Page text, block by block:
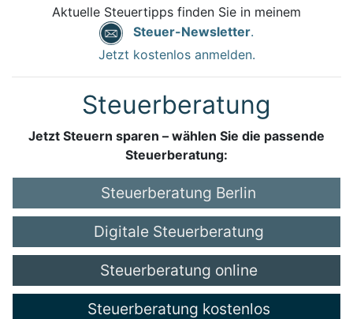
Aktuelle Steuertipps finden Sie in meinem
Steuer-Newsletter.
Jetzt kostenlos anmelden.
Steuerberatung
Jetzt Steuern sparen – wählen Sie die passende
Steuerberatung:
Steuerberatung Berlin
Digitale Steuerberatung
Steuerberatung online
Steuerberatung kostenlos